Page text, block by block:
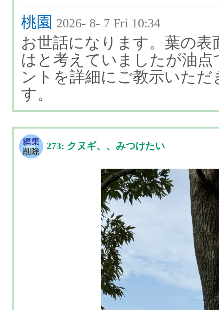
桃園 2026- 8- 7 Fri 10:34
お世話になります。葉の
はと考えていましたが油
ントを詳細にご教示いた
す。
273: クヌギ、、みつけたい